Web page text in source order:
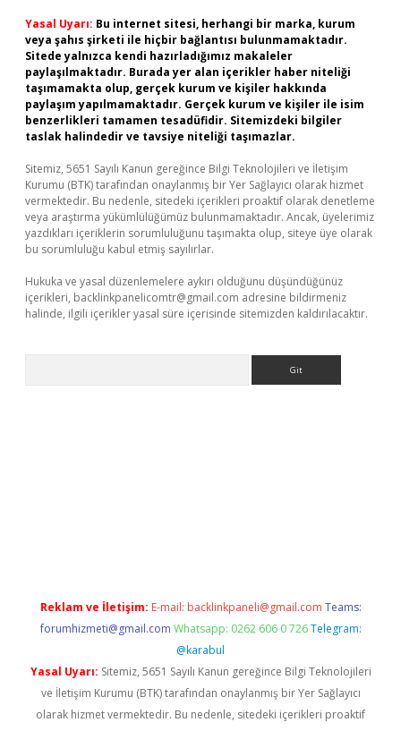
Yasal Uyarı: Bu internet sitesi, herhangi bir marka, kurum
veya şahıs şirketi ile hiçbir bağlantısı bulunmamaktadır.
Sitede yalnızca kendi hazırladığımız makaleler
paylaşılmaktadır. Burada yer alan içerikler haber niteliği
taşımamakta olup, gerçek kurum ve kişiler hakkında
paylaşım yapılmamaktadır. Gerçek kurum ve kişiler ile isim
benzerlikleri tamamen tesadüfidir. Sitemizdeki bilgiler
taslak halindedir ve tavsiye niteliği taşımazlar.
Sitemiz, 5651 Sayılı Kanun gereğince Bilgi Teknolojileri ve İletişim
Kurumu (BTK) tarafından onaylanmış bir Yer Sağlayıcı olarak hizmet
vermektedir. Bu nedenle, sitedeki içerikleri proaktif olarak denetleme
veya araştırma yükümlülüğümüz bulunmamaktadır. Ancak, üyelerimiz
yazdıkları içeriklerin sorumluluğunu taşımakta olup, siteye üye olarak
bu sorumluluğu kabul etmiş sayılırlar.
Hukuka ve yasal düzenlemelere aykırı olduğunu düşündüğünüz
içerikleri, backlinkpanelicomtr@gmail.com adresine bildirmeniz
halinde, ilgili içerikler yasal süre içerisinde sitemizden kaldırılacaktır.
Reklam ve İletişim: E-mail: backlinkpaneli@gmail.com Teams:
forumhizmeti@gmail.com Whatsapp: 0262 606 0 726 Telegram:
@karabul
Yasal Uyarı: Sitemiz, 5651 Sayılı Kanun gereğince Bilgi Teknolojileri
ve İletişim Kurumu (BTK) tarafından onaylanmış bir Yer Sağlayıcı
olarak hizmet vermektedir. Bu nedenle, sitedeki içerikleri proaktif